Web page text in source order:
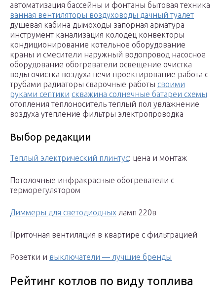
автоматизация бассейны и фонтаны бытовая техника
ванная вентиляторы воздуховоды дачный туалет
душевая кабина дымоходы запорная арматура
инструмент канализация колодец конвекторы
кондиционирование котельное оборудование
краны и смесители наружный водопровод насосное
оборудование обогреватели освещение очистка
воды очистка воздуха печи проектирование работа с
трубами радиаторы сварочные работы своими
руками септики скважина солнечные батареи схемы
отопления теплоноситель теплый пол увлажнение
воздуха утепление фильтры электропроводка
Выбор редакции
Теплый электрический плинтус: цена и монтаж
Потолочные инфракрасные обогреватели с
терморегулятором
Диммеры для светодиодных ламп 220в
Приточная вентиляция в квартире с фильтрацией
Розетки и выключатели — лучшие бренды
Рейтинг котлов по виду топлива